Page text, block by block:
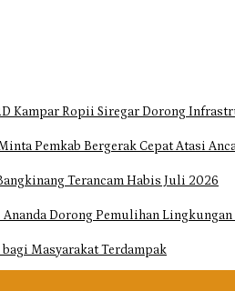
Kampar Ropii Siregar Dorong
Pemkab Bergerak Cepat Atasi
Terancam Habis Juli 2026
Dorong Pemulihan
Masyarakat Terdampak